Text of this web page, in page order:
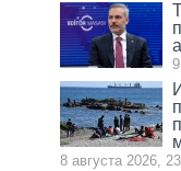
8 августа 2026,